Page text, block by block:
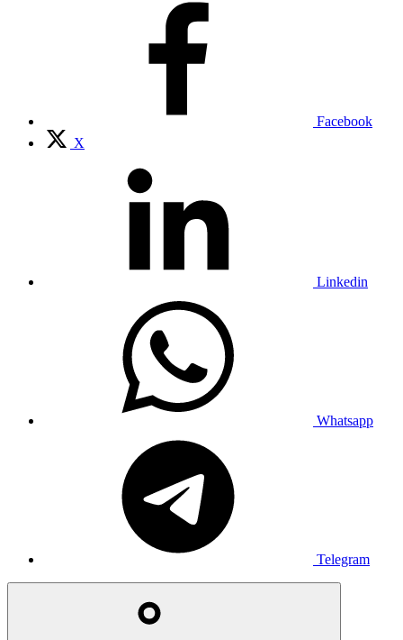
Facebook
X
Linkedin
Whatsapp
Telegram